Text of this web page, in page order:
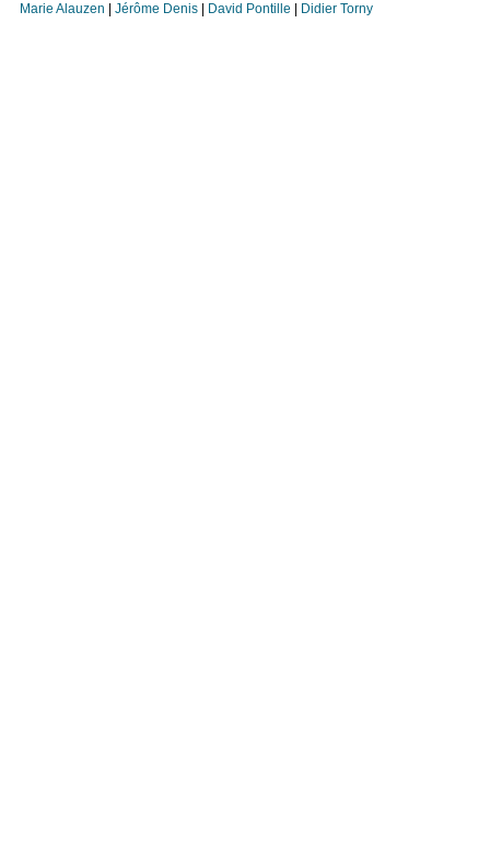
Marie Alauzen Jérôme Denis| David Pontille Didier Torny